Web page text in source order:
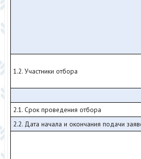
1.2. Участники отбора
2.1. Срок проведения отбора
2.2. Дата начала и окончания подачи